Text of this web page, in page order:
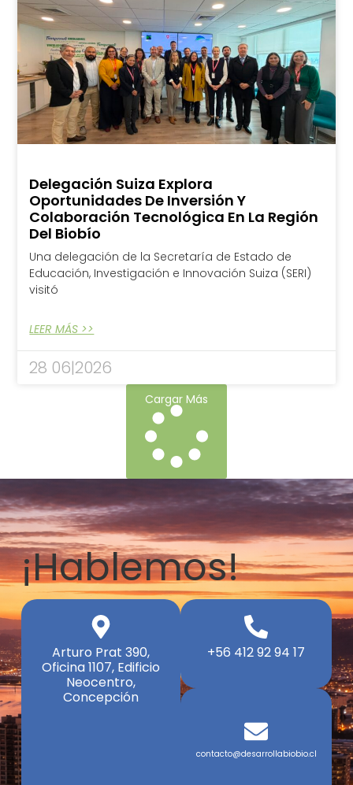
Delegación Suiza Explora
Oportunidades De Inversión Y
Colaboración Tecnológica En La Región
Del Biobío
Una delegación de la Secretaría de Estado de
Educación, Investigación e Innovación Suiza (SERI)
visitó
LEER MÁS >>
28 06|2026
Cargar Más
¡Hablemos!
Arturo Prat 390,
Oficina 1107, Edificio
Neocentro,
Concepción
+56 412 92 94 17
contacto@desarrollabiobio.cl​